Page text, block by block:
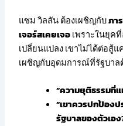
แซม วิลสัน ต้องเผชิญกับภา
เจอร์สเคยเจอเพราะในยุค
เปลี่ยนแปลง เขาไม่ได้ต่อสู้
เผชิญกับอุดมการณ์ที่รัฐบาล
“ความยุติธรรมที่แ
“เขาควรปกป้อง
รัฐบาลของตัวเอง